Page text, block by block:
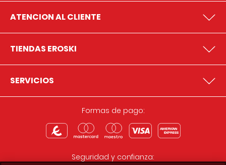
ATENCION AL CLIENTE
TIENDAS EROSKI
SERVICIOS
Formas de pago:
Seguridad y confianza: